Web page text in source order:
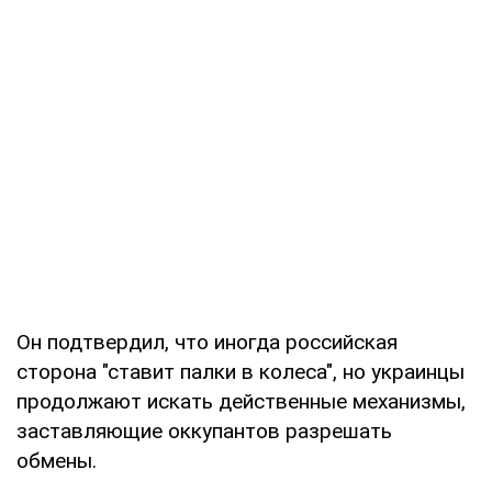
Он подтвердил, что иногда российская
сторона "ставит палки в колеса", но украинцы
продолжают искать действенные механизмы,
заставляющие оккупантов разрешать
обмены.